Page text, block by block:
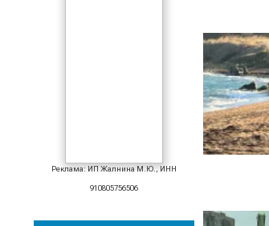
Реклама: ИП Жалнина М.Ю., ИНН
910805756506